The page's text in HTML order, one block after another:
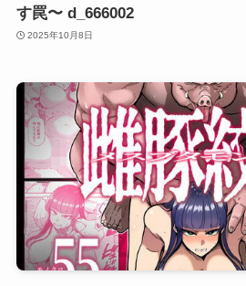
す罠〜 d_666002
2025年10月8日